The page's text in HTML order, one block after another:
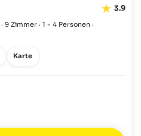
3.9
· 9 Zimmer · 1 - 4 Personen ·
Karte